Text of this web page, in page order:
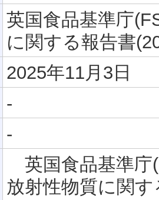
英国食品基準庁
に関する報告書
2025年11月3日
-
-
英国食品基準庁
放射性物質に関